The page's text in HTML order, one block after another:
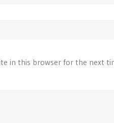
in this browser for the next